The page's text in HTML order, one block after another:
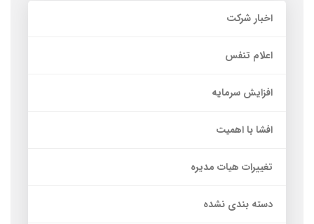
اخبار شرکت
اعلام تنفس
افزایش سرمایه
افشا با اهمیت
تغییرات هیات مدیره
دسته بندی نشده